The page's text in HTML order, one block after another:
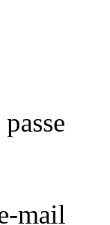
mail